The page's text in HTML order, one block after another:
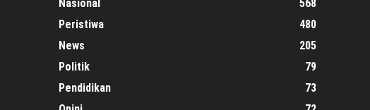
Nasional
568
Peristiwa
480
News
205
Politik
79
Pendidikan
73